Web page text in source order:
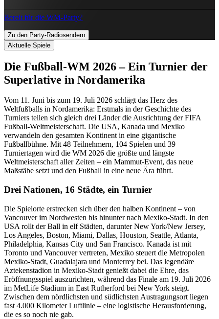
Bereit für die WM-Party?
Zu den Party-Radiosendern
Aktuelle Spiele
Die Fußball-WM 2026 – Ein Turnier der
Superlative in Nordamerika
Vom 11. Juni bis zum 19. Juli 2026 schlägt das Herz des
Weltfußballs in Nordamerika: Erstmals in der Geschichte des
Turniers teilen sich gleich drei Länder die Ausrichtung der FIFA
Fußball-Weltmeisterschaft. Die USA, Kanada und Mexiko
verwandeln den gesamten Kontinent in eine gigantische
Fußballbühne. Mit 48 Teilnehmern, 104 Spielen und 39
Turniertagen wird die WM 2026 die größte und längste
Weltmeisterschaft aller Zeiten – ein Mammut-Event, das neue
Maßstäbe setzt und den Fußball in eine neue Ära führt.
Drei Nationen, 16 Städte, ein Turnier
Die Spielorte erstrecken sich über den halben Kontinent – von
Vancouver im Nordwesten bis hinunter nach Mexiko-Stadt. In den
USA rollt der Ball in elf Städten, darunter New York/New Jersey,
Los Angeles, Boston, Miami, Dallas, Houston, Seattle, Atlanta,
Philadelphia, Kansas City und San Francisco. Kanada ist mit
Toronto und Vancouver vertreten, Mexiko steuert die Metropolen
Mexiko-Stadt, Guadalajara und Monterrey bei. Das legendäre
Aztekenstadion in Mexiko-Stadt genießt dabei die Ehre, das
Eröffnungsspiel auszurichten, während das Finale am 19. Juli 2026
im MetLife Stadium in East Rutherford bei New York steigt.
Zwischen dem nördlichsten und südlichsten Austragungsort liegen
fast 4.000 Kilometer Luftlinie – eine logistische Herausforderung,
die es so noch nie gab.